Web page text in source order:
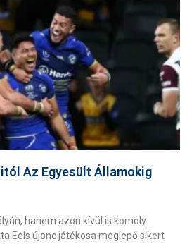
Az Egyesült Államokig
hanem azon kívül is komoly
Eels újonc játékosa meglepő sikert